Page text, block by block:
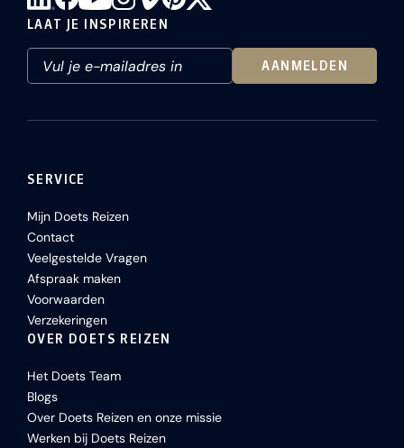
LAAT JE INSPIREREN
AANMELDEN
SERVICE
Mijn Doets Reizen
Contact
Veelgestelde Vragen
Afspraak maken
Voorwaarden
Verzekeringen
OVER DOETS REIZEN
Het Doets Team
Blogs
Over Doets Reizen en onze missie
Werken bij Doets Reizen